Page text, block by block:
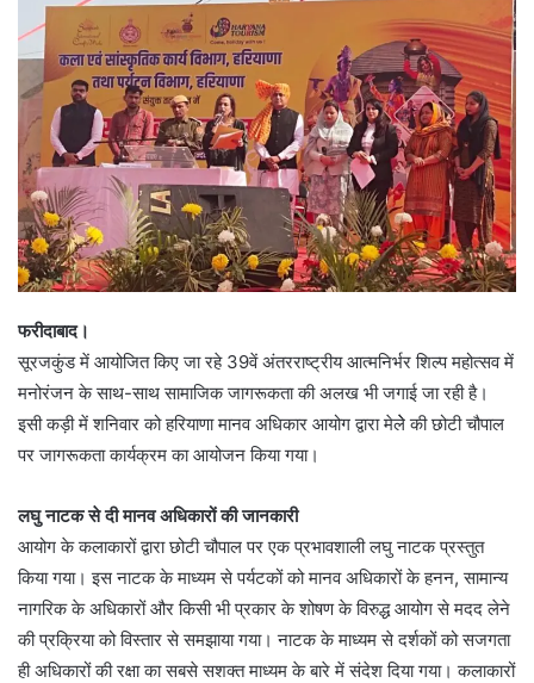
फरीदाबाद।
सूरजकुंड में आयोजित किए जा रहे 39वें अंतरराष्ट्रीय आत्मनिर्भर शिल्प महोत्सव में
मनोरंजन के साथ-साथ सामाजिक जागरूकता की अलख भी जगाई जा रही है।
इसी कड़ी में शनिवार को हरियाणा मानव अधिकार आयोग द्वारा मेलेे की छोटी चौपाल
पर जागरूकता कार्यक्रम का आयोजन किया गया।
लघु नाटक से दी मानव अधिकारों की जानकारी
आयोग के कलाकारों द्वारा छोटी चौपाल पर एक प्रभावशाली लघु नाटक प्रस्तुत
किया गया। इस नाटक के माध्यम से पर्यटकों को मानव अधिकारों के हनन, सामान्य
नागरिक के अधिकारों और किसी भी प्रकार के शोषण के विरुद्ध आयोग से मदद लेने
की प्रक्रिया को विस्तार से समझाया गया। नाटक के माध्यम से दर्शकों को सजगता
ही अधिकारों की रक्षा का सबसे सशक्त माध्यम के बारे में संदेश दिया गया। कलाकारों